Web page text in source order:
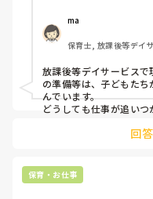
経験をされた方で環境
動を起こされた方はいら
ma
保育士, 放課後等デイ
放課後等デイサービス
の準備等は、子どもた
んでいます。
どうしても仕事が追い
うにしたことで改善され
回
保育・お仕事